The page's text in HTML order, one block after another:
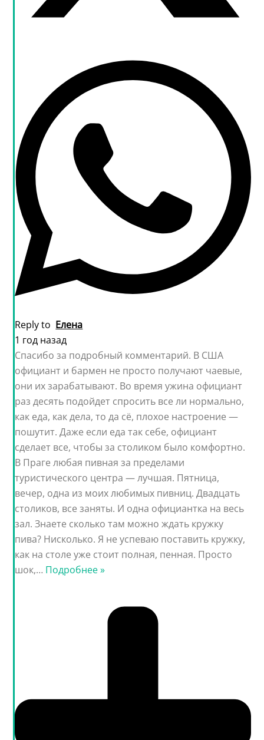
Reply to Елена
1 год назад
Спасибо за подробный комментарий. В США
официант и бармен не просто получают чаевые,
они их зарабатывают. Во время ужина официант
раз десять подойдет спросить все ли нормально,
как еда, как дела, то да сё, плохое настроение —
пошутит. Даже если еда так себе, официант
сделает все, чтобы за столиком было комфортно.
В Праге любая пивная за пределами
туристического центра — лучшая. Пятница,
вечер, одна из моих любимых пивниц. Двадцать
столиков, все заняты. И одна официантка на весь
зал. Знаете сколько там можно ждать кружку
пива? Нисколько. Я не успеваю поставить кружку,
как на столе уже стоит полная, пенная. Просто
шок,… Подробнее »